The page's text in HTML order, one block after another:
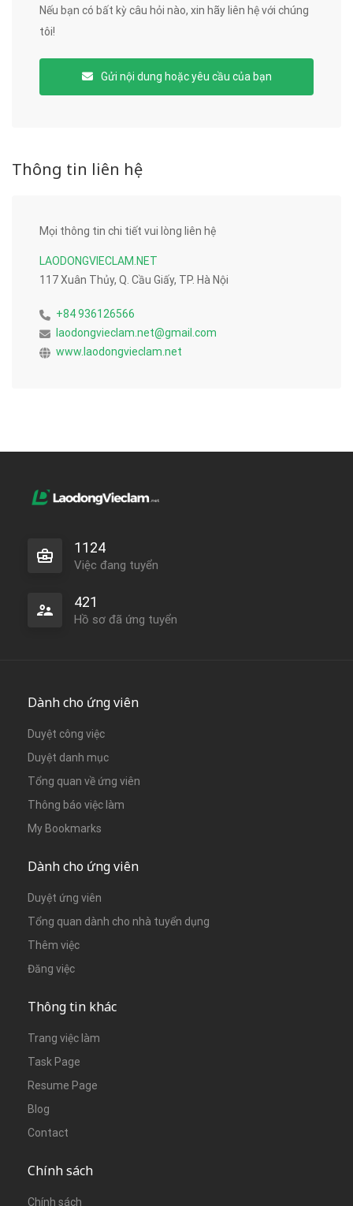
Nếu bạn có bất kỳ câu hỏi nào, xin hãy liên hệ với chúng
tôi!
Gửi nội dung hoặc yêu cầu của bạn
Thông tin liên hệ
Mọi thông tin chi tiết vui lòng liên hệ
LAODONGVIECLAM.NET
117 Xuân Thủy, Q. Cầu Giấy, TP. Hà Nội
+84 936126566
laodongvieclam.net@gmail.com
www.laodongvieclam.net
1124
Việc đang tuyển
421
Hồ sơ đã ứng tuyển
Dành cho ứng viên
Duyệt công việc
Duyệt danh mục
Tổng quan về ứng viên
Thông báo việc làm
My Bookmarks
Dành cho ứng viên
Duyệt ứng viên
Tổng quan dành cho nhà tuyển dụng
Thêm việc
Đăng việc
Thông tin khác
Trang việc làm
Task Page
Resume Page
Blog
Contact
Chính sách
Chính sách